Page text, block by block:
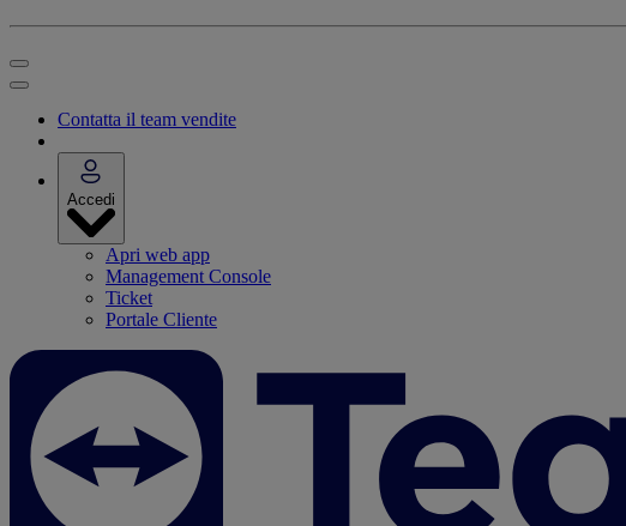
Contatta il team vendite
Accedi
Apri web app
Management Console
Ticket
Portale Cliente